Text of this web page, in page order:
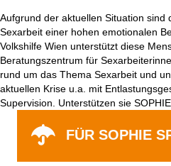
Aufgrund der aktuellen Situation sind
Sexarbeit einer hohen emotionalen
Volkshilfe Wien unterstützt diese
Beratungszentrum für
rund um das Thema Sexarbeit und
aktuellen Krise u.a. mit
Supervision. Unterstützen sie
FÜR SOPHIE